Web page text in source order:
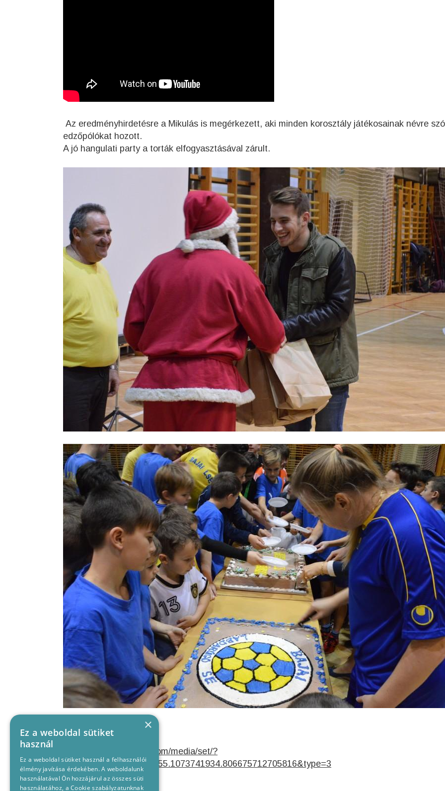
Az eredményhirdetésre a Mikulás is megérkezett, aki minden korosztály játékosainak névre
edzőpólókat hozott.
A jó hangulati party a torták elfogyasztásával zárult.
Facebook galériánk:
https://www.facebook.com/media/set/?
set=a.1095860293787355.1073741934.806675712705816&type=3
×
Ez a weboldal sütiket
használ
Ez a weboldal sütiket használ a felhasználói
élmény javítása érdekében. A weboldalunk
használatával Ön hozzájárul az összes süti
használatához, a Cookie szabályzatunknak